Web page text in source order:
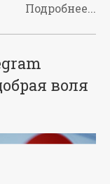
Подробнее...
воля